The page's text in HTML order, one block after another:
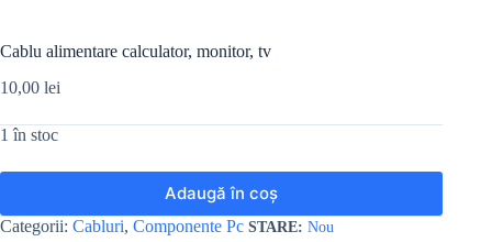
Cablu alimentare calculator, monitor, tv
10,00 lei
1 în stoc
Adaugă în coș
Categorii: Cabluri, Componente Pc Nou